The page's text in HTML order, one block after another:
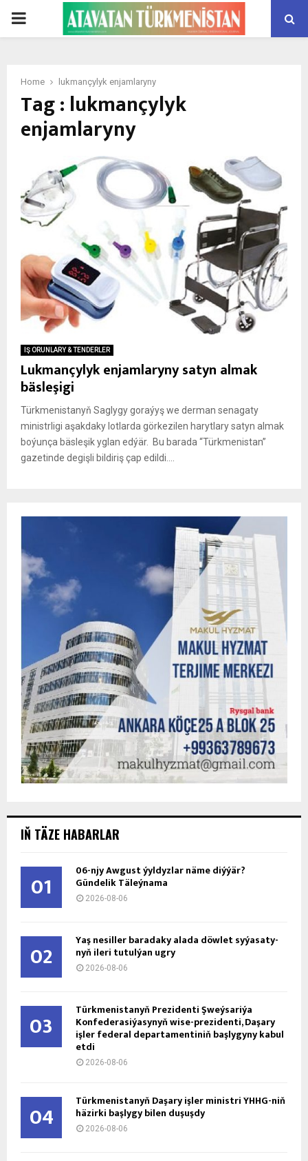
PRIMARY
Home lukmançylyk enjamlaryny
Tag : lukmançylyk
enjamlaryny
IŞ ORUNLARY & TENDERLER
Lukmançylyk enjamlaryny satyn almak
bäsleşigi
Türkmenistanyň Saglygy goraýyş we derman senagaty
ministrligi aşakdaky lotlarda görkezilen harytlary satyn almak
boýunça bäsleşik yglan edýär. Bu barada “Türkmenistan”
gazetinde degişli bildiriş çap edildi....
IŇ TÄZE HABARLAR
01 06-njy Awgust ýyldyzlar näme diýýär?
Gündelik Täleýnama
2026-08-06
02 Ýaş ne­sil­ler ba­ra­da­ky ala­da döw­let sy­ýa­sa­ty­
nyň ile­ri tu­tul­ýan ug­ry
2026-08-06
03 Türkmenistanyň Prezidenti Şweýsariýa
Konfederasiýasynyň wise-prezidenti, Daşary
işler federal departamentiniň başlygyny kabul
etdi
2026-08-06
04 Türkmenistanyň Daşary işler ministri ÝHHG-niň
häzirki başlygy bilen duşuşdy
2026-08-06